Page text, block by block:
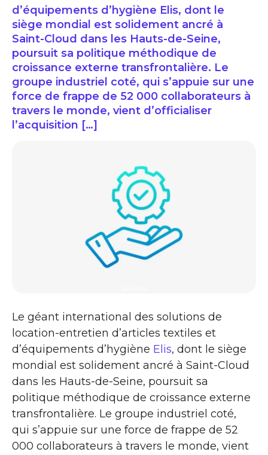
d’équipements d’hygiène Elis, dont le
siège mondial est solidement ancré à
Saint-Cloud dans les Hauts-de-Seine,
poursuit sa politique méthodique de
croissance externe transfrontalière. Le
groupe industriel coté, qui s’appuie sur une
force de frappe de 52 000 collaborateurs à
travers le monde, vient d’officialiser
l’acquisition […]
Le géant international des solutions de
location-entretien d’articles textiles et
d’équipements d’hygiène Elis, dont le siège
mondial est solidement ancré à Saint-Cloud
dans les Hauts-de-Seine, poursuit sa
politique méthodique de croissance externe
transfrontalière. Le groupe industriel coté,
qui s’appuie sur une force de frappe de 52
000 collaborateurs à travers le monde, vient